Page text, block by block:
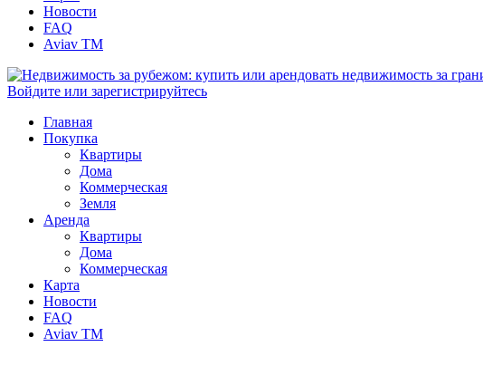
Новости
FAQ
Aviav TM
Войдите или зарегистрируйтесь
Главная
Покупка
Квартиры
Дома
Коммерческая
Земля
Аренда
Квартиры
Дома
Коммерческая
Карта
Новости
FAQ
Aviav TM